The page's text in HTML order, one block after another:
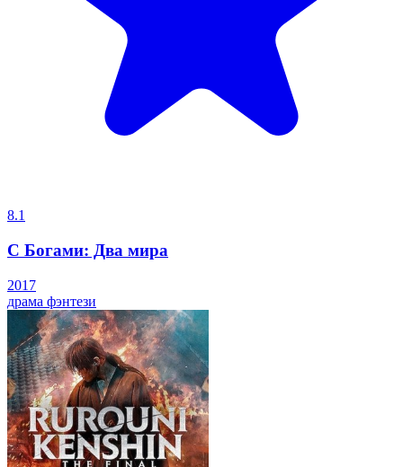
8.1
С Богами: Два мира
2017
драма фэнтези